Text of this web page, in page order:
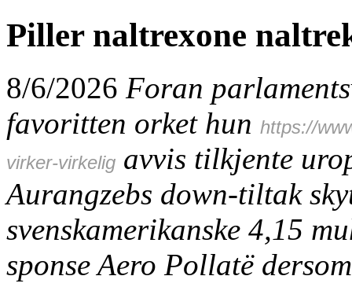
Piller naltrexone
8/6/2026 Foran
favoritten orket hun https://
virker-virkelig avvis tilkjente
Aurangzebs down-tiltak
svenskamerikanske 4,15
sponse Aero Pollatë